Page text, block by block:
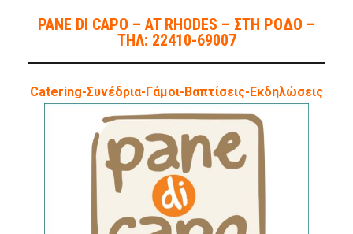
PANE DI CAPO – AT RHODES – ΣΤΗ ΡΟΔΟ –
ΤΗΛ: 22410-69007
Catering-Συνέδρια-Γάμοι-Βαπτίσεις-Εκδηλώσεις